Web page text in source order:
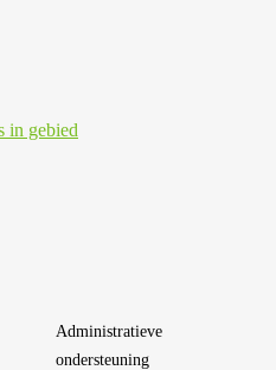
in gebied
Administratieve
ondersteuning